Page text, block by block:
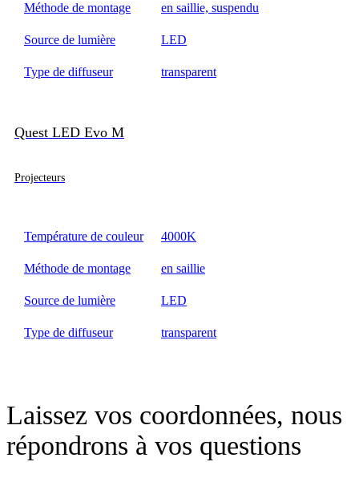
Méthode de montage en saillie, suspendu
Source de lumière LED
Type de diffuseur transparent
Quest LED Evo M
Projecteurs
Température de couleur 4000K
Méthode de montage en saillie
Source de lumière LED
Type de diffuseur transparent
Laissez vos coordonnées, nous
répondrons à vos questions